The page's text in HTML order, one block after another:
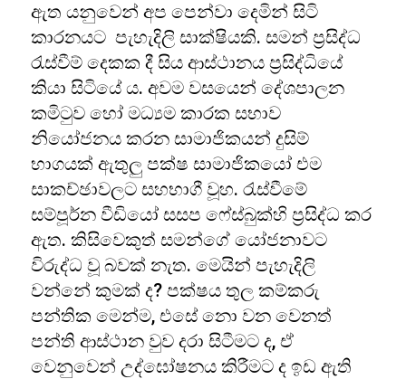
ඇත යනුවෙන් අප පෙන්වා දෙමින් සිටි
කාරනයට පැහැදිලි සාක්ෂියකි. සමන් ප්‍රසිද්ධ
රැස්වීම් දෙකක දී සිය ආස්ථානය ප්‍රසිද්ධියේ
කියා සිටියේ ය. අවම වසයෙන් දේශපාලන
කමිටුව හෝ මධ්‍යම කාරක සභාව
නියෝජනය කරන සාමාජිකයන් දුසිම්
භාගයක් ඇතුලු පක්ෂ සාමාජිකයෝ එම
සාකච්ඡාවලට සහභාගී වූහ. රැස්වීමේ
සම්පූර්න වීඩියෝ සසප ෆේස්බුක්හි ප්‍රසිද්ධ කර
ඇත. කිසිවෙකුත් සමන්ගේ යෝජනාවට
විරුද්ධ වූ බවක් නැත. මෙයින් පැහැදිලි
වන්නේ කුමක් ද? පක්ෂය තුල කම්කරු
පන්තික මෙන්ම, එසේ නො වන වෙනත්
පන්ති ආස්ථාන වුව දරා සිටීමට ද, ඒ
වෙනුවෙන් උද්ඝෝෂනය කිරීමට ද ඉඩ ඇති